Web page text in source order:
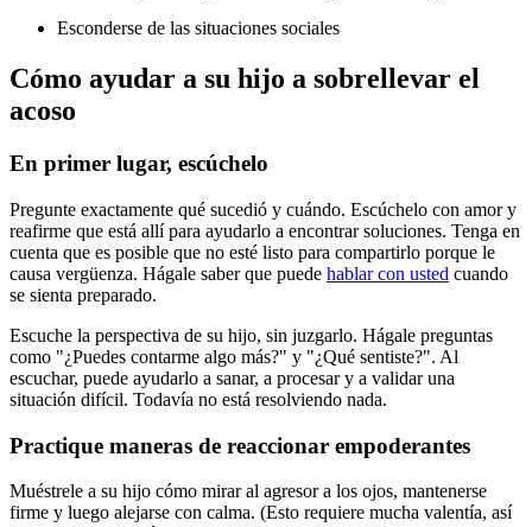
Esconderse de las situaciones sociales
Cómo ayudar a su hijo a sobrellevar el
acoso
En primer lugar, escúchelo
Pregunte exactamente qué sucedió y cuándo. Escúchelo con amor y
reafirme que está allí para ayudarlo a encontrar soluciones. Tenga en
cuenta que es posible que no esté listo para compartirlo porque le
causa vergüenza. Hágale saber que puede hablar con usted cuando
se sienta preparado.
Escuche la perspectiva de su hijo, sin juzgarlo. Hágale preguntas
como "¿Puedes contarme algo más?" y "¿Qué sentiste?". Al
escuchar, puede ayudarlo a sanar, a procesar y a validar una
situación difícil. Todavía no está resolviendo nada.
Practique maneras de reaccionar empoderantes
Muéstrele a su hijo cómo mirar al agresor a los ojos, mantenerse
firme y luego alejarse con calma. (Esto requiere mucha valentía, así